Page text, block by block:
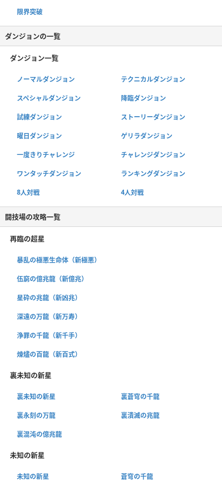
限界突破
ダンジョンの一覧
ダンジョン一覧
ノーマルダンジョン テクニカルダンジョン
スペシャルダンジョン 降臨ダンジョン
試練ダンジョン ストーリーダンジョン
曜日ダンジョン ゲリラダンジョン
一度きりチャレンジ チャレンジダンジョン
ワンタッチダンジョン ランキングダンジョン
8人対戦 4人対戦
闘技場の攻略一覧
再臨の超星
暴乱の極悪生命体（新極悪）
伍窮の億兆龍（新億兆）
星砕の兆龍（新凶兆）
深遠の万龍（新万寿）
浄罪の千龍（新千手）
煉燼の百龍（新百式）
裏未知の新星
裏未知の新星 裏蒼穹の千龍
裏永刻の万龍 裏潰滅の兆龍
裏混沌の億兆龍
未知の新星
未知の新星 蒼穹の千龍